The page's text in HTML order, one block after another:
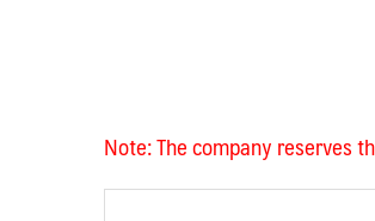
Note: The company reserves